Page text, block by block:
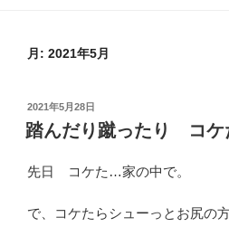
月: 2021年5月
投
稿
日:
2021年5月28日
踏んだり蹴ったり コ
先日 コケた…家の中で。
で、コケたらシューっとお尻の